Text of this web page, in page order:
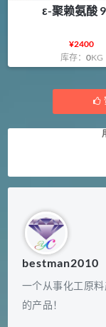
ε-聚赖氨酸
¥2400
库存： 0KG
bestman2010
一个从事化工原
的产品！